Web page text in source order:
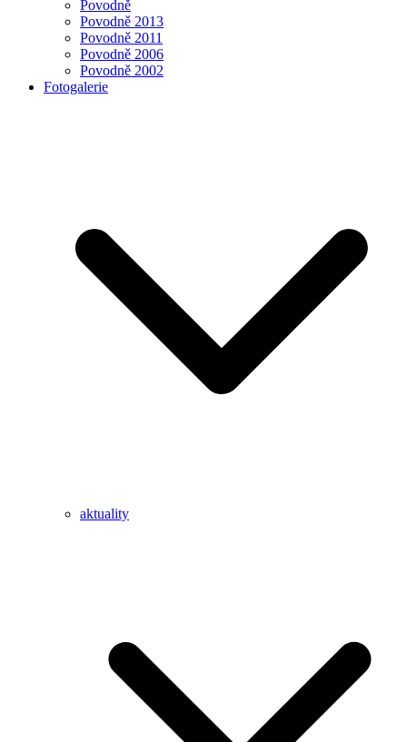
Povodně
Povodně 2013
Povodně 2011
Povodně 2006
Povodně 2002
Fotogalerie
aktuality